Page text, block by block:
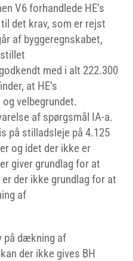
V6 forhandlede HE’s
det krav, som er rejst
af byggeregnskabet,
med i alt 222.300
at HE’s
velbegrundet.
af spørgsmål IA-a.
på stilladsleje på 4.125
og idet der ikke er
giver grundlag for at
der ikke grundlag for at
af
på dækning af
der ikke gives BH